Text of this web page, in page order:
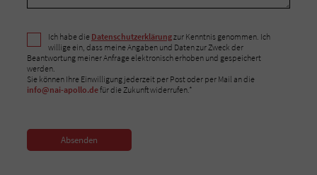
Ich habe die Datenschutzerklärungzur Kenntnis genommen. Ich
willige ein, dass meine Angaben und Daten zur Zweck der
Beantwortung meiner Anfrage elektronisch erhoben und gespeichert
werden.
Sie können Ihre Einwilligung jederzeit per Post oder per Mail an die
info@nai-apollo.defür die Zukunft widerrufen.*
Absenden